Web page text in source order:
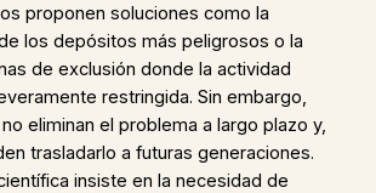
proponen soluciones como la
los depósitos más peligrosos o la
de exclusión donde la actividad
restringida. Sin embargo,
eliminan el problema a largo plazo y,
trasladarlo a futuras generaciones.
insiste en la necesidad de